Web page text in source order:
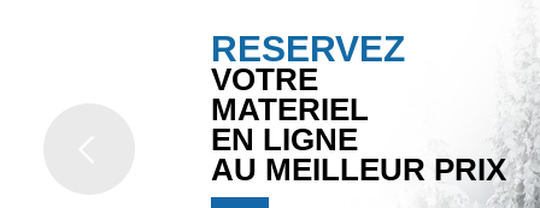
RESERVEZ
VOTRE
MATERIEL
EN LIGNE
AU MEILLEUR PRIX